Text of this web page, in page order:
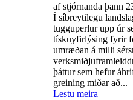
af stjórnanda þann
Í síbreytilegu
tugguperlur upp úr
tískuyfirlýsing fyrir
umræðan á milli
þáttur sem hefur
greining miðar að...
Lestu meira